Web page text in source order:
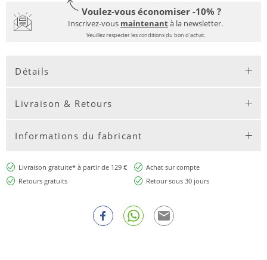
Voulez-vous économiser -10% ?
Inscrivez-vous maintenantà la newsletter.
Veuillez respecter les conditions du bon d'achat.
Détails
Livraison & Retours
Informations du fabricant
Livraison gratuite* à partir de 129 €
Achat sur compte
Retours gratuits
Retour sous 30 jours